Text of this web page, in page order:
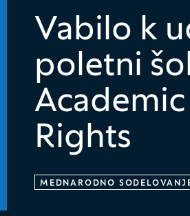
Vabilo k
poletni
Rights
MEDNARODNO